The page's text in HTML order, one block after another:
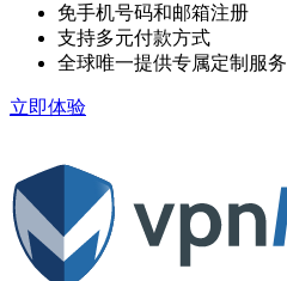
免手机号码和邮箱注册
支持多元付款方式
全球唯一提供专属定制服务
立即体验